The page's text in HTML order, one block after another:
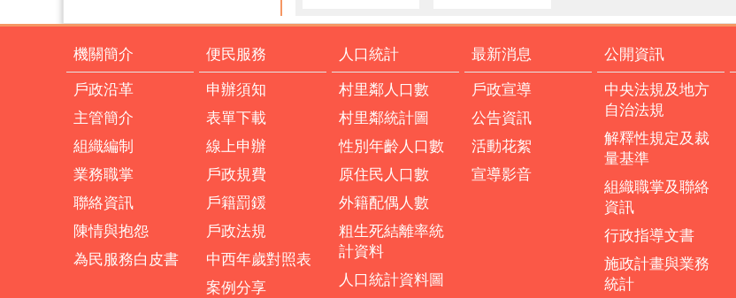
機關簡介
戶政沿革
主管簡介
組織編制
業務職掌
聯絡資訊
陳情與抱怨
為民服務白皮書
便民服務
申辦須知
表單下載
線上申辦
戶政規費
戶籍罰鍰
戶政法規
中西年歲對照表
案例分享
人口統計
村里鄰人口數
村里鄰統計圖
性別年齡人口數
原住民人口數
外籍配偶人數
粗生死結離率統
計資料
人口統計資料圖
最新消息
戶政宣導
公告資訊
活動花絮
宣導影音
公開資訊
中央法規及地方
自治法規
解釋性規定及裁
量基準
組織職掌及聯絡
資訊
行政指導文書
施政計畫與業務
統計